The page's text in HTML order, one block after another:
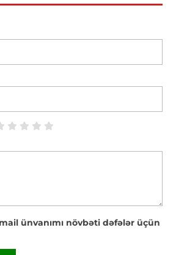
ünvanımı növbəti dəfələr üçün